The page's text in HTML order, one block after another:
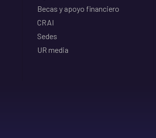
Becas y apoyo financiero
CRAI
Sedes
UR media